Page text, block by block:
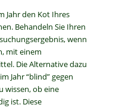
Jahr den Kot Ihres
Behandeln Sie Ihren
wenn
mit einem
Die Alternative dazu
Jahr “blind” gegen
wissen, ob eine
ist. Diese